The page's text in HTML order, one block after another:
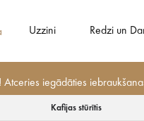
Uzzini Redzi un
Atceries iegādāties
Dabas parki un objekti
Kafijas stūrītis